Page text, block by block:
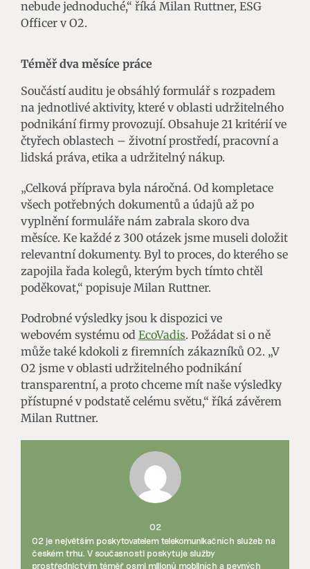
nebude jednoduché,“ říká Milan Ruttner, ESG
Officer v O2.
Téměř dva měsíce práce
Součástí auditu je obsáhlý formulář s rozpadem
na jednotlivé aktivity, které v oblasti udržitelného
podnikání firmy provozují. Obsahuje 21 kritérií ve
čtyřech oblastech – životní prostředí, pracovní a
lidská práva, etika a udržitelný nákup.
„Celková příprava byla náročná. Od kompletace
všech potřebných dokumentů a údajů až po
vyplnění formuláře nám zabrala skoro dva
měsíce. Ke každé z 300 otázek jsme museli doložit
relevantní dokumenty. Byl to proces, do kterého se
zapojila řada kolegů, kterým bych tímto chtěl
poděkovat,“ popisuje Milan Ruttner.
Podrobné výsledky jsou k dispozici ve
webovém systému od EcoVadis. Požádat si o ně
může také kdokoli z firemních zákazníků O2. „V
O2 jsme v oblasti udržitelného podnikání
transparentní, a proto chceme mít naše výsledky
přístupné v podstatě celému světu,“ říká závěrem
Milan Ruttner.
O2
O2 je největším poskytovatelem telekomunikačních služeb na
českém trhu. V současnosti poskytuje služby
prostřednictvím téměř osmi milionů mobilních a pevných